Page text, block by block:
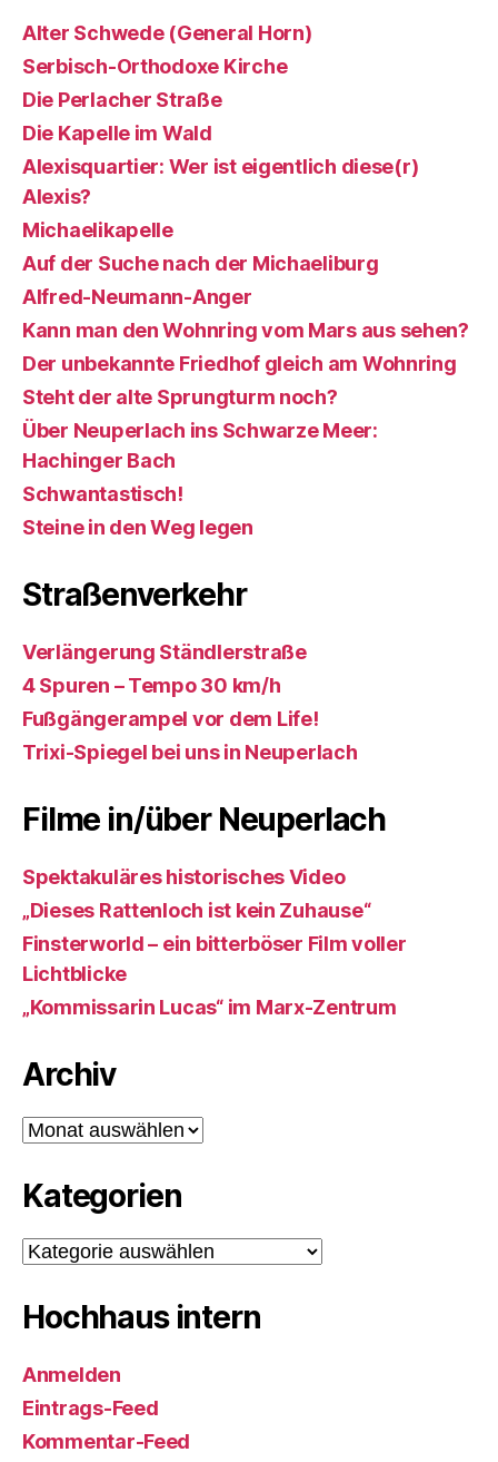
Alter Schwede (General Horn)
Serbisch-Orthodoxe Kirche
Die Perlacher Straße
Die Kapelle im Wald
Alexisquartier: Wer ist eigentlich diese(r)
Alexis?
Michaelikapelle
Auf der Suche nach der Michaeliburg
Alfred-Neumann-Anger
Kann man den Wohnring vom Mars aus sehen?
Der unbekannte Friedhof gleich am Wohnring
Steht der alte Sprungturm noch?
Über Neuperlach ins Schwarze Meer:
Hachinger Bach
Schwantastisch!
Steine in den Weg legen
Straßenverkehr
Verlängerung Ständlerstraße
4 Spuren – Tempo 30 km/h
Fußgängerampel vor dem Life!
Trixi-Spiegel bei uns in Neuperlach
Filme in/über Neuperlach
Spektakuläres historisches Video
„Dieses Rattenloch ist kein Zuhause“
Finsterworld – ein bitterböser Film voller
Lichtblicke
„Kommissarin Lucas“ im Marx-Zentrum
Archiv
Archiv
Kategorien
Kategorien
Hochhaus intern
Anmelden
Eintrags-Feed
Kommentar-Feed